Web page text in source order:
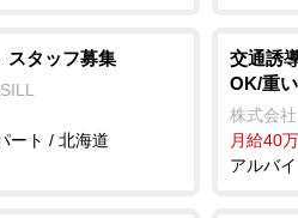
スタッフ募集
ート / 北海道
交通誘
OK/重
株式会
月給40
アルバ